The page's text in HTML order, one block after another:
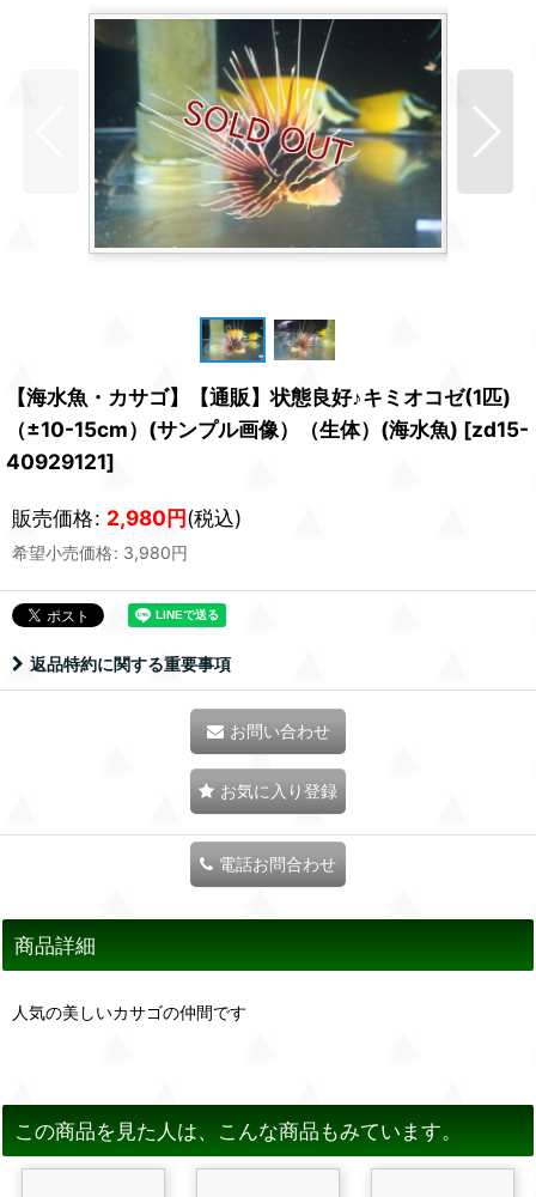
【海水魚・カサゴ】【通販】状態良好♪キミオコゼ(1匹)
（±10-15cm）(サンプル画像）（生体）(海水魚) [zd15-
40929121]
販売価格: 2,980円(税込)
希望小売価格: 3,980円
返品特約に関する重要事項
お問い合わせ
お気に入り登録
電話お問合わせ
商品詳細
人気の美しいカサゴの仲間です
この商品を見た人は、こんな商品もみています。